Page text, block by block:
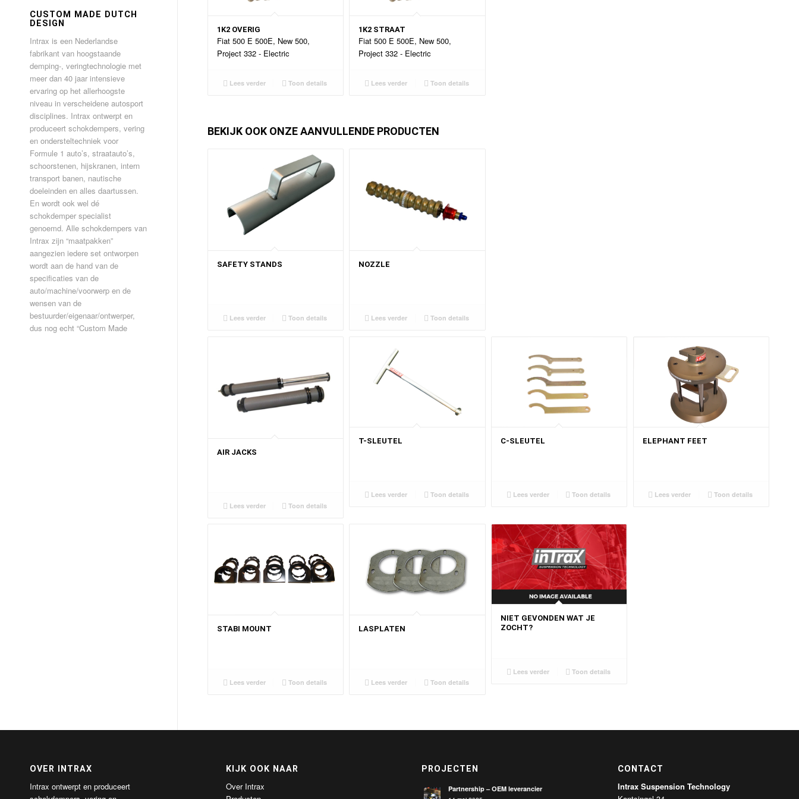
1K2 OVERIG
Fiat 500 E 500E, New 500,
Project 332 - Electric
Lees verder Toon details
1K2 STRAAT
Fiat 500 E 500E, New 500,
Project 332 - Electric
Lees verder Toon details
BEKIJK OOK ONZE AANVULLENDE PRODUCTEN
SAFETY STANDS
Lees verder Toon details
NOZZLE
Lees verder Toon details
AIR JACKS
Lees verder Toon details
T-SLEUTEL
Lees verder Toon details
C-SLEUTEL
Lees verder Toon details
ELEPHANT FEET
Lees verder Toon details
STABI MOUNT
Lees verder Toon details
LASPLATEN
Lees verder Toon details
NIET GEVONDEN WAT JE
ZOCHT?
Lees verder Toon details
CUSTOM MADE DUTCH
DESIGN
Intrax is een Nederlandse
fabrikant van hoogstaande
demping-, veringtechnologie met
meer dan 40 jaar intensieve
ervaring op het allerhoogste
niveau in verscheidene autosport
disciplines. Intrax ontwerpt en
produceert schokdempers, vering
en ondersteltechniek voor
Formule 1 auto’s, straatauto’s,
schoorstenen, hijskranen, intern
transport banen, nautische
doeleinden en alles daartussen.
En wordt ook wel dé
schokdemper specialist
genoemd. Alle schokdempers van
Intrax zijn “maatpakken”
aangezien iedere set ontworpen
wordt aan de hand van de
specificaties van de
auto/machine/voorwerp en de
wensen van de
bestuurder/eigenaar/ontwerper,
dus nog echt “Custom Made
OVER INTRAX
Intrax ontwerpt en produceert
KIJK OOK NAAR
Over Intrax
PROJECTEN
Partnership – OEM leverancier
CONTACT
Intrax Suspension Technology